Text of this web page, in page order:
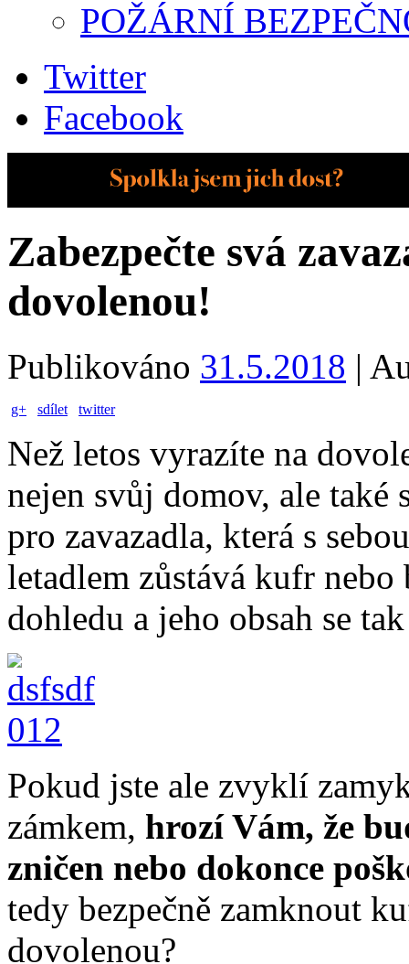
POŽÁRNÍ
Twitter
Facebook
Zabezpečte svá
dovolenou!
Publikováno 31.5.2018 |
g+ sdílet twitter
Než letos vyrazíte na
nejen svůj domov, ale také
pro zavazadla, která s
letadlem zůstává kufr nebo
dohledu a jeho obsah se
Pokud jste ale zvyklí
zámkem, hrozí Vám, že
zničen nebo dokonce
tedy bezpečně zamknout
dovolenou?